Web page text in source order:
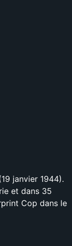
janvier 1944).
et dans 35
Cop dans le